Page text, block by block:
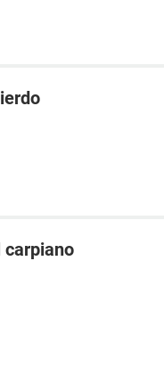
carpiano